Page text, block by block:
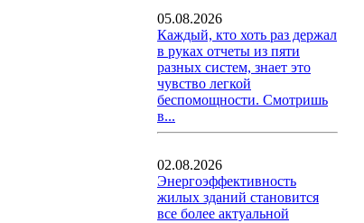
05.08.2026
Каждый, кто хоть раз держал
в руках отчеты из пяти
разных систем, знает это
чувство легкой
беспомощности. Смотришь
в...
02.08.2026
Энергоэффективность
жилых зданий становится
все более актуальной